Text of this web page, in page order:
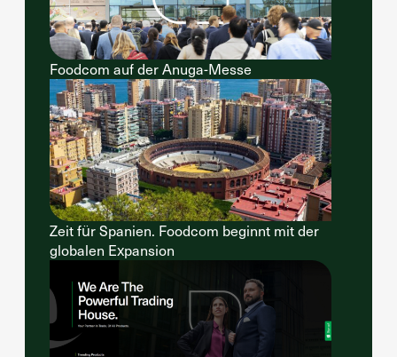
Foodcom auf der Anuga-Messe
Zeit für Spanien. Foodcom beginnt mit der
globalen Expansion